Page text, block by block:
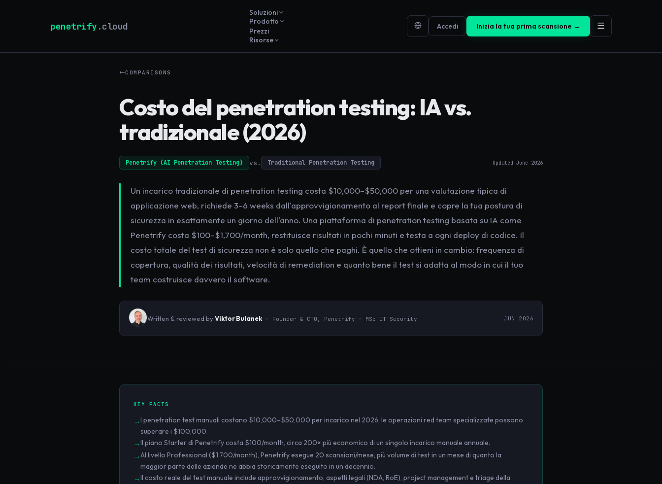
penetrify .cloud
Soluzioni
Prodotto
Prezzi
Risorse
Accedi Inizia la tua prima scansione →
COMPARISONS
Costo del penetration testing: IA vs.
tradizionale (2026)
Penetrify (AI Penetration Testing) vs. Traditional Penetration Testing Updated June 2026
Un incarico tradizionale di penetration testing costa $10,000–$50,000 per una valutazione tipica di
applicazione web, richiede 3–6 weeks dall'approvvigionamento al report finale e copre la tua postura di
sicurezza in esattamente un giorno dell'anno. Una piattaforma di penetration testing basata su IA come
Penetrify costa $100–$1,700/month, restituisce risultati in pochi minuti e testa a ogni deploy di codice. Il
costo totale del test di sicurezza non è solo quello che paghi. È quello che ottieni in cambio: frequenza di
copertura, qualità dei risultati, velocità di remediation e quanto bene il test si adatta al modo in cui il tuo
team costruisce davvero il software.
Written & reviewed byViktor Bulanek· Founder & CTO, Penetrify · MSc IT Security JUN 2026
KEY FACTS
→I penetration test manuali costano $10,000–$50,000 per incarico nel 2026; le operazioni red team specializzate possono
superare i $100,000.
→Il piano Starter di Penetrify costa $100/month, circa 200× più economico di un singolo incarico manuale annuale.
→Al livello Professional ($1,700/month), Penetrify esegue 20 scansioni/mese, più volume di test in un mese di quanto la
maggior parte delle aziende ne abbia storicamente eseguito in un decennio.
→Il costo reale del test manuale include approvvigionamento, aspetti legali (NDA, RoE), project management e triage della